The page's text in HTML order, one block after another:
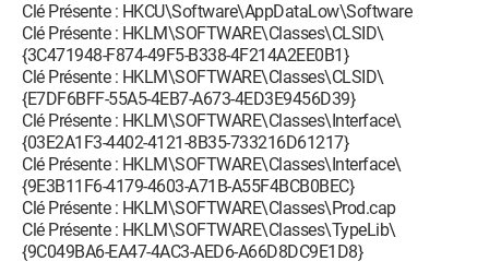
Clé Présente : HKCU\Software\AppDataLow\Software
Clé Présente : HKLM\SOFTWARE\Classes\CLSID\
{3C471948-F874-49F5-B338-4F214A2EE0B1}
Clé Présente : HKLM\SOFTWARE\Classes\CLSID\
{E7DF6BFF-55A5-4EB7-A673-4ED3E9456D39}
Clé Présente : HKLM\SOFTWARE\Classes\Interface\
{03E2A1F3-4402-4121-8B35-733216D61217}
Clé Présente : HKLM\SOFTWARE\Classes\Interface\
{9E3B11F6-4179-4603-A71B-A55F4BCB0BEC}
Clé Présente : HKLM\SOFTWARE\Classes\Prod.cap
Clé Présente : HKLM\SOFTWARE\Classes\TypeLib\
{9C049BA6-EA47-4AC3-AED6-A66D8DC9E1D8}